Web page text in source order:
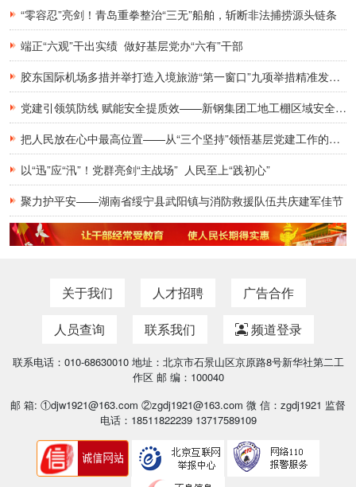
“零容忍”亮剑！青岛重拳整治“三无”船舶，斩断非法捕捞源头链条
端正“六观”干出实绩 做好基层党办“六有”干部
胶东国际机场多措并举打造入境旅游“第一窗口”九项举措精准发力，助力青岛建设国际滨海旅游度假胜地
党建引领筑防线 赋能安全提质效——新钢集团工地工棚区域安全管理创新实践研究
把人民放在心中最高位置——从“三个坚持”领悟基层党建工作的为民初心
以“迅”应“汛”！党群亮剑“主战场” 人民至上“践初心”
聚力护平安——湖南省绥宁县武阳镇与消防救援队伍共庆建军佳节
关于我们 人才招聘
广告合作
人员查询
联系我们 频道登录
联系电话：010-68630010 地址：北京市石景山区京原路8号新华社第二工
作区 邮 编：100040
邮 箱: ①djw1921@163.com ②zgdj1921@163.com 微 信：zgdj1921 监督
电话：18511822239 13717589109